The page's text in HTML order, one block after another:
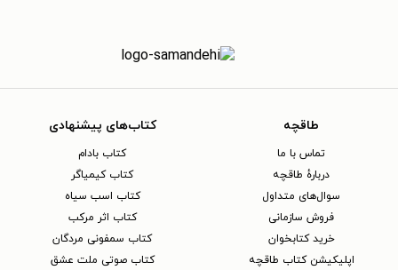
طاقچه
تماس با ما
دربارهٔ طاقچه
سوال‌های متداول
فروش سازمانی
خرید کتابخوان
اپلیکیشن کتاب طاقچه
کتاب‌های پیشنهادی
کتاب بادام
کتاب کیمیاگر
کتاب اسب سیاه
کتاب اثر مرکب
کتاب سمفونی مردگان
کتاب صوتی ملت عشق